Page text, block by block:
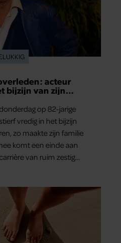
acteur
bijzijn van zijn
op 82-jarige
vredig in het bijzijn
zo maakte zijn familie
komt een einde aan
van ruim zestig